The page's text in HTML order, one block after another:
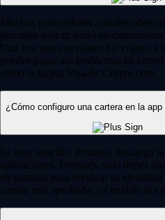
Muchos proveedores actuales
permiten usar tu saldo en
Una vez que conviertes tus criptos a
puedes pagar sin problemas en
como la tarjeta Visa de Crypto.com.
¿Cómo configuro una cartera en la
Es muy sencillo. Primero, descarga
aplicaciones. Después, solo tienes
en pantalla para verificar tu
cuenta esté aprobada, ya tendrás tu